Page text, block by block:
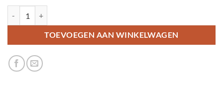
TOEVOEGEN AAN WINKELWAGEN